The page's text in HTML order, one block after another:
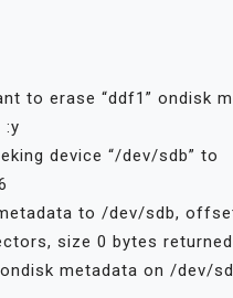
to erase “ddf1” ondisk
:y
device “/dev/sdb” to
to /dev/sdb,
size 0 bytes
ondisk metadata on /dev/